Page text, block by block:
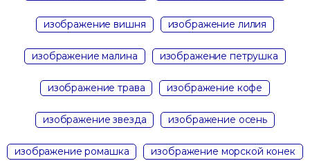
изображение вишня изображение лилия
изображение малина изображение петрушка
изображение трава изображение кофе
изображение звезда изображение осень
изображение ромашка изображение морской конек